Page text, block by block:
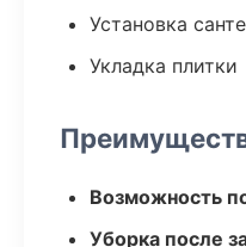
Установка
Укладка плитки
Возможность
Уборка после